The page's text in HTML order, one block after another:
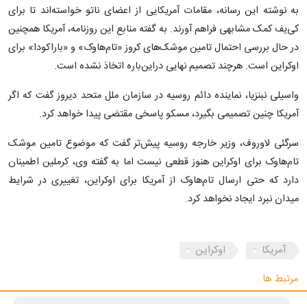
به نوشته این رسانه، مقامات آمریکایی از اعضای ناتو خواسته‌اند تا برای
کی‌یف کمک مشابهی فراهم آورند. به گفته منابع این روزنامه، آمریکا همچنین
در حال بررسی احتمال تامین موشک‌های کروز «تام‌هاوک» و «باراکودا» برای
اوکراین است. هرچند تصمیم نهایی دراین‌باره اتخاذ نشده است.
واسیلی نبنزیا، نماینده دائم روسیه در سازمان ملل متحد دیروز گفت که اگر
آمریکا چنین تصمیمی بگیرد، مسکو پاسخی مقتضی پیدا خواهد کرد.
سرگئی لاوروف، وزیر خارجه روسیه پیش‌تر گفت که موضوع تامین موشک
تام‌هاوک برای اوکراین هنوز قطعی نیست اما به گفته وی، کرملین اطمینان
دارد که حتی ارسال تام‌هاوک از آمریکا برای اوکراین، تغییری در شرایط
میدان نبرد ایجاد نخواهد کرد.
آمریکا
اوکراین
مرتبط ها